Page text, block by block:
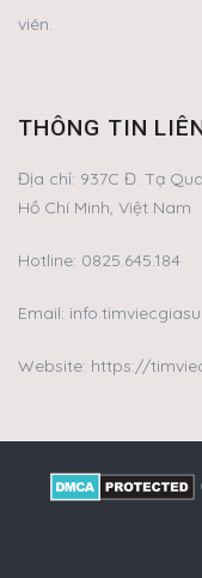
viên.
THÔNG TIN
Địa chỉ: 937C Đ. Tạ
Hồ Chí Minh, Việt Nam
Hotline: 0825.645.184
Email:
Website: https://